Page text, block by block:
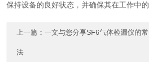
保持设备的良好状态，并确保其在工作中的
上一篇：一文与您分享SF6气体检漏仪的
法